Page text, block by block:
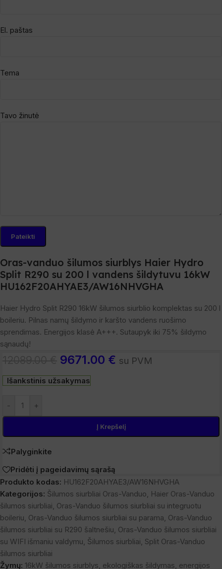
El. paštas
Tema
Tavo žinutė
Oras-vanduo šilumos siurblys Haier Hydro
Split R290 su 200 l vandens šildytuvu 16kW
HU162F20AHYAE3/AW16NHVGHA
Haier Hydro Split R290 16kW šilumos siurblio komplektas su 200 l
boileriu. Pilnas namų šildymo ir karšto vandens ruošimo
sprendimas. Energijos klasė A+++. Sutaupyk iki 75% šildymo
sąnaudų!
9671.00 € su PVM
Išankstinis užsakymas
- +
Į Krepšelį
Palyginkite
Pridėti į pageidavimų sąrašą
Produkto kodas: HU162F20AHYAE3/AW16NHVGHA
Kategorijos: Šilumos siurbliai Oras-Vanduo, Haier Oras-Vanduo
šilumos siurbliai, Oras-Vanduo šilumos siurbliai su integruotu
boileriu, Oras-Vanduo šilumos siurbliai su parama, Oras-Vanduo
šilumos siurbliai su R290 šaltnešiu, Oras-Vanduo šilumos siurbliai
su WIFI išmaniu valdymu, Šilumos siurbliai, Split Oras-Vanduo
šilumos siurbliai
Žymų: 16kW šilumos siurblys, ekologiškas šildymas, energijos